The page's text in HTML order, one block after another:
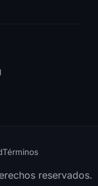
Términos
reservados.